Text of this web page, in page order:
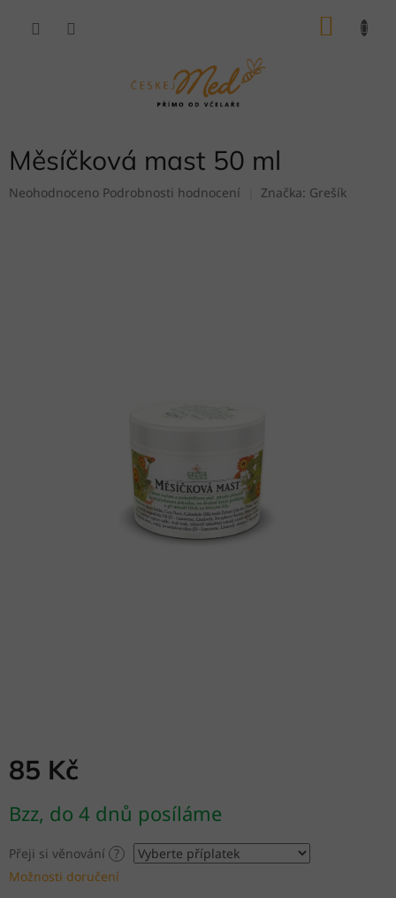
Měsíčková mast 50 ml
Průměrné
Neohodnoceno Podrobnosti hodnocení Značka: Grešík
85 Kč
cena:
Bzz, do 4 dnů posíláme
Přeji si věnování ?
Možnosti doručení